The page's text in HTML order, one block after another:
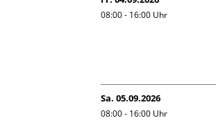
08:00 - 16:00 Uhr
Sa. 05.09.2026
08:00 - 16:00 Uhr